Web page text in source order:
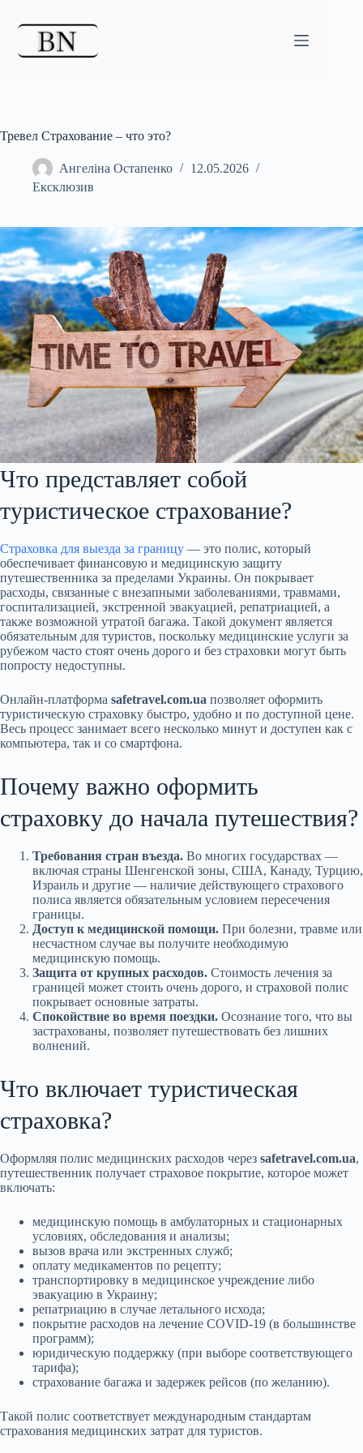
Тревел Страхование – что это?
Ангеліна Остапенко
12.05.2026
Ексклюзив
Что представляет собой
туристическое страхование?
Страховка для выезда за границу — это полис, который
обеспечивает финансовую и медицинскую защиту
путешественника за пределами Украины. Он покрывает
расходы, связанные с внезапными заболеваниями, травмами,
госпитализацией, экстренной эвакуацией, репатриацией, а
также возможной утратой багажа. Такой документ является
обязательным для туристов, поскольку медицинские услуги за
рубежом часто стоят очень дорого и без страховки могут быть
попросту недоступны.
Онлайн-платформа safetravel.com.ua позволяет оформить
туристическую страховку быстро, удобно и по доступной цене.
Весь процесс занимает всего несколько минут и доступен как с
компьютера, так и со смартфона.
Почему важно оформить
страховку до начала путешествия?
Требования стран въезда. Во многих государствах —
включая страны Шенгенской зоны, США, Канаду, Турцию,
Израиль и другие — наличие действующего страхового
полиса является обязательным условием пересечения
границы.
Доступ к медицинской помощи. При болезни, травме или
несчастном случае вы получите необходимую
медицинскую помощь.
Защита от крупных расходов. Стоимость лечения за
границей может стоить очень дорого, и страховой полис
покрывает основные затраты.
Спокойствие во время поездки. Осознание того, что вы
застрахованы, позволяет путешествовать без лишних
волнений.
Что включает туристическая
страховка?
Оформляя полис медицинских расходов через safetravel.com.ua,
путешественник получает страховое покрытие, которое может
включать:
медицинскую помощь в амбулаторных и стационарных
условиях, обследования и анализы;
вызов врача или экстренных служб;
оплату медикаментов по рецепту;
транспортировку в медицинское учреждение либо
эвакуацию в Украину;
репатриацию в случае летального исхода;
покрытие расходов на лечение COVID-19 (в большинстве
программ);
юридическую поддержку (при выборе соответствующего
тарифа);
страхование багажа и задержек рейсов (по желанию).
Такой полис соответствует международным стандартам
страхования медицинских затрат для туристов.